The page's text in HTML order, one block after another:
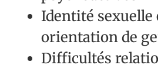
Identité sexuelle
orientation de
Difficultés